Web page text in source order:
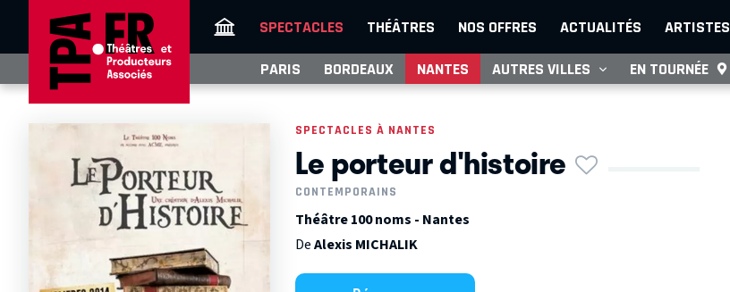
SPECTACLES THÉÂTRES NOS OFFRES ACTUALITÉS ARTISTES
PARIS BORDEAUX NANTES AUTRES VILLES EN TOURNÉE
SPECTACLES À NANTES
Le porteur d'histoire
CONTEMPORAINS
Théâtre 100 noms - Nantes
DeAlexis MICHALIK